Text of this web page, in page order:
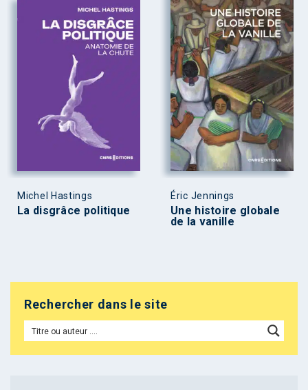
Michel Hastings
La disgrâce politique
Éric Jennings
Une histoire globale
de la vanille
Rechercher dans le site